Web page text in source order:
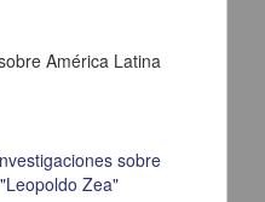
América Latina
sobre
Zea"